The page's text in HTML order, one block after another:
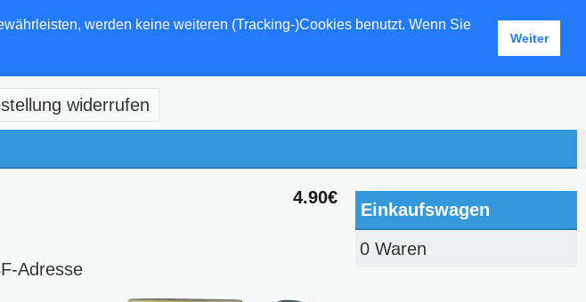
werden keine weiteren (Tracking-)Cookies benutzt. Wenn Sie
Weiter
widerrufen
4.90€
Adresse
Einkaufswagen
0 Waren